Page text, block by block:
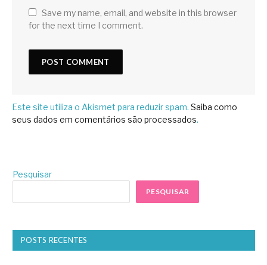
Save my name, email, and website in this browser
for the next time I comment.
Este site utiliza o Akismet para reduzir spam. Saiba como
seus dados em comentários são processados.
Pesquisar
PESQUISAR
POSTS RECENTES